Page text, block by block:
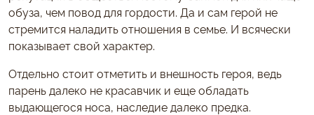
обуза, чем повод для гордости. Да и сам герой не
стремится наладить отношения в семье. И всячески
показывает свой характер.
Отдельно стоит отметить и внешность героя, ведь
парень далеко не красавчик и еще обладать
выдающегося носа, наследие далеко предка.